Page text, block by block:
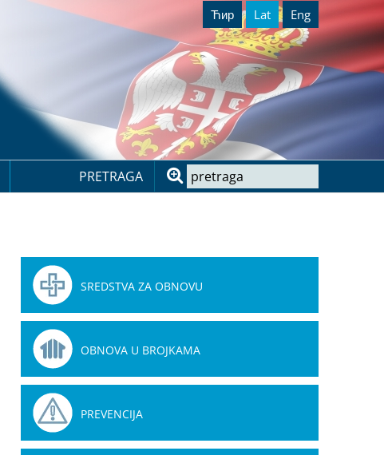
Ћир Lat Eng
PRETRAGA
SREDSTVA ZA OBNOVU
OBNOVA U BROJKAMA
PREVENCIJA